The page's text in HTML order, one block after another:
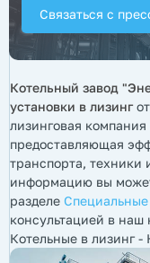
Связаться с
Котельный завод
установки в лизинг
лизинговая
предоставляющая
транспорта, техники
информацию вы
разделе
консультацией в наш
Котельные в лизинг -